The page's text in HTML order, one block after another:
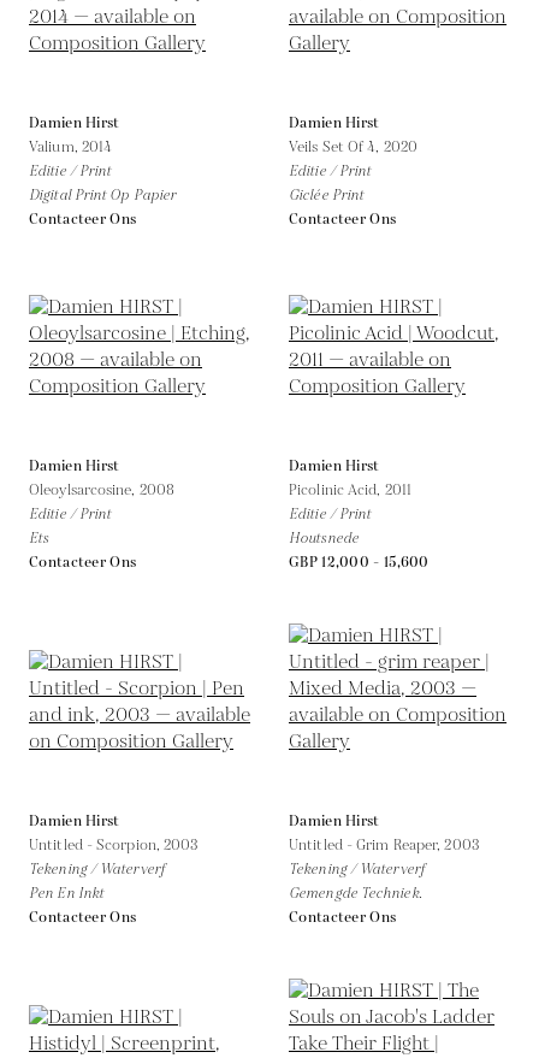
Damien Hirst
Valium, 2014
Editie / Print
Digital Print Op Papier
Contacteer Ons
Damien Hirst
Veils Set Of 4, 2020
Editie / Print
Giclée Print
Contacteer Ons
Damien Hirst
Oleoylsarcosine, 2008
Editie / Print
Ets
Contacteer Ons
Damien Hirst
Picolinic Acid, 2011
Editie / Print
Houtsnede
GBP 12,000 - 15,600
Damien Hirst
Untitled - Scorpion,2003
Tekening / Waterverf
Pen En Inkt
Contacteer Ons
Damien Hirst
Untitled - Grim Reaper,2003
Tekening / Waterverf
Gemengde Techniek.
Contacteer Ons